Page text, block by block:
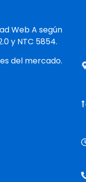
Web A según
y NTC 5854.
del mercado.